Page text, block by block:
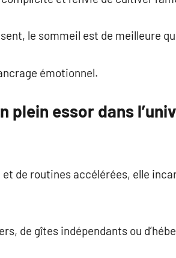
le sommeil est de meilleure
émotionnel.
plein essor dans
de routines accélérées, elle
de gîtes indépendants ou